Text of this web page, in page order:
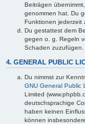
Beiträgen
genommen hat. Du
Funktionen jederzeit
Du gestattest dem
gegen o. g. Regeln
Schaden zuzufügen.
4. GENERAL PUBLIC
Du nimmst zur
GNU General Public
Limited
deutschsprachige
haben keinen
können